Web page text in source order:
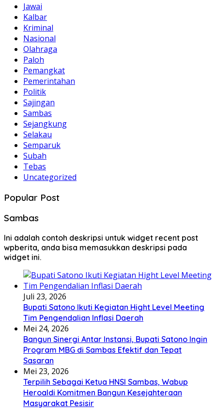
Jawai
Kalbar
Kriminal
Nasional
Olahraga
Paloh
Pemangkat
Pemerintahan
Politik
Sajingan
Sambas
Sejangkung
Selakau
Semparuk
Subah
Tebas
Uncategorized
Popular Post
Sambas
Ini adalah contoh deskripsi untuk widget recent post
wpberita, anda bisa memasukkan deskripsi pada
widget ini.
Juli 23, 2026
Bupati Satono Ikuti Kegiatan Hight Level Meeting
Tim Pengendalian Inflasi Daerah
Mei 24, 2026
Bangun Sinergi Antar Instansi, Bupati Satono Ingin
Program MBG di Sambas Efektif dan Tepat
Sasaran
Mei 23, 2026
Terpilih Sebagai Ketua HNSI Sambas, Wabup
Heroaldi Komitmen Bangun Kesejahteraan
Masyarakat Pesisir